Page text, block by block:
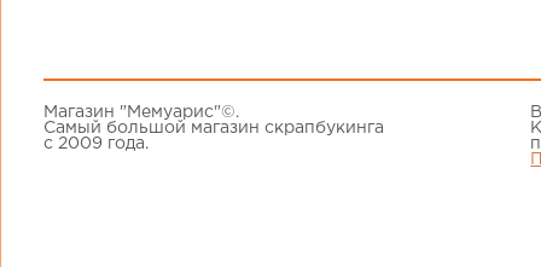
Магазин "Мемуарис"©.
Самый большой магазин скрапбукинга
с 2009 года.